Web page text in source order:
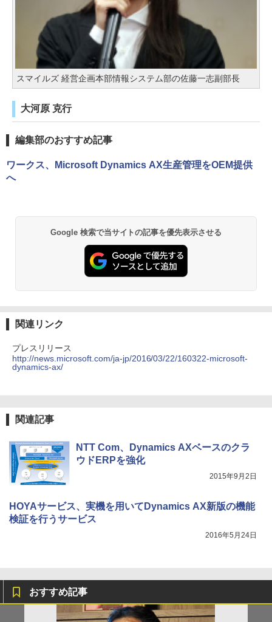
スマイルズ 経営企画本部情報システム部の佐藤一志副部長
大河原 克行
編集部のおすすめ記事
ワークス、Microsoft Dynamics AX生産管理をOEM提供
へ
Google 検索で当サイトの記事を優先表示させる
関連リンク
プレスリリース
http://news.microsoft.com/ja-jp/2016/03/22/160322-microsoft-
dynamics-ax/
関連記事
NTT Com、Dynamics AXベースのクラ
ウドERPを強化
2015年9月2日
HOYAサービス、実機を用いてDynamics AX新版の機能
検証を行うサービス
2016年5月24日
おすすめ記事